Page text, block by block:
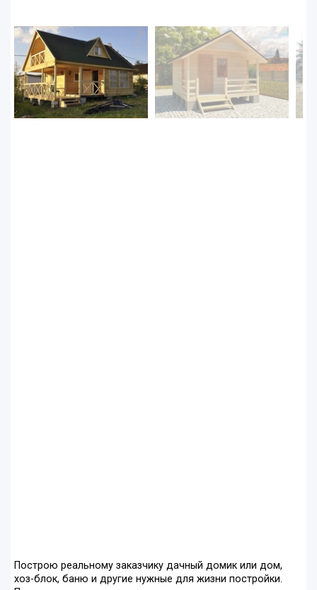
Построю реальному заказчику дачный домик или дом,
хоз-блок, баню и другие нужные для жизни постройки.